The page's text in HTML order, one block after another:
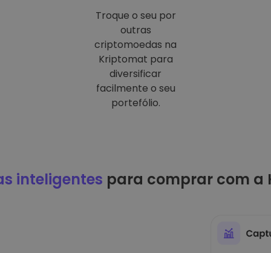
Troque o seu por
outras
criptomoedas na
Kriptomat para
diversificar
facilmente o seu
portefólio.
inteligentes para comprar com a